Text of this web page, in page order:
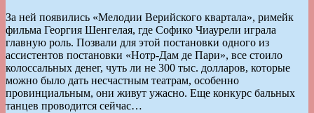
За ней появились «Мелодии Верийского квартала», римейк
фильма Георгия Шенгелая, где Софико Чиаурели играла
главную роль. Позвали для этой постановки одного из
ассистентов постановки «Нотр-Дам де Пари», все стоило
колоссальных денег, чуть ли не 300 тыс. долларов, которые
можно было дать несчастным театрам, особенно
провинциальным, они живут ужасно. Еще конкурс бальных
танцев проводится сейчас…